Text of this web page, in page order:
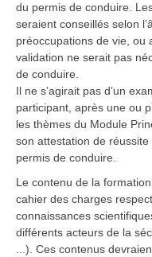
du permis de conduire.
seraient conseillés selon
préoccupations de vie, ou
validation ne serait pas
de conduire.
Il ne s’agirait pas d’un
participant, après une ou
les thèmes du Module
son attestation de
permis de conduire.
Le contenu de la
cahier des charges
connaissances
différents acteurs de la
...). Ces contenus